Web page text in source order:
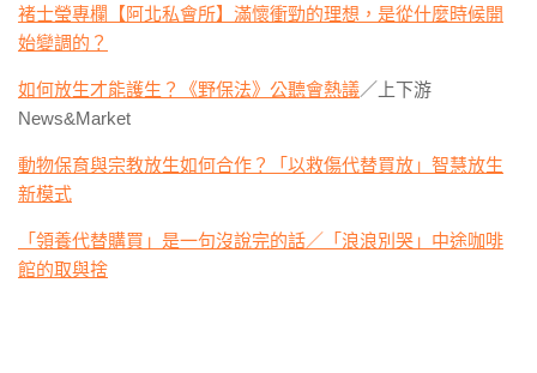
褚士瑩專欄【阿北私會所】滿懷衝勁的理想，是從什麼時候開
始變調的？
如何放生才能護生？《野保法》公聽會熱議／上下游
News&Market
動物保育與宗教放生如何合作？「以救傷代替買放」智慧放生
新模式
「領養代替購買」是一句沒說完的話／「浪浪別哭」中途咖啡
館的取與捨